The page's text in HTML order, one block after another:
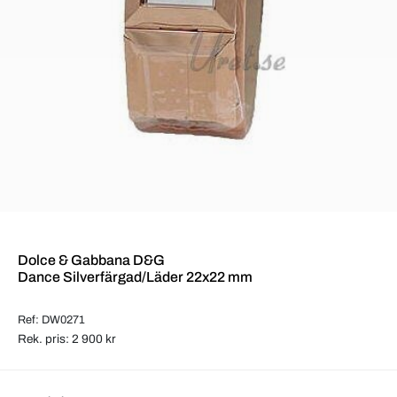
Dolce & Gabbana D&G
Dance Silverfärgad/Läder 22x22 mm
Ref: DW0271
Rek. pris: 2 900 kr